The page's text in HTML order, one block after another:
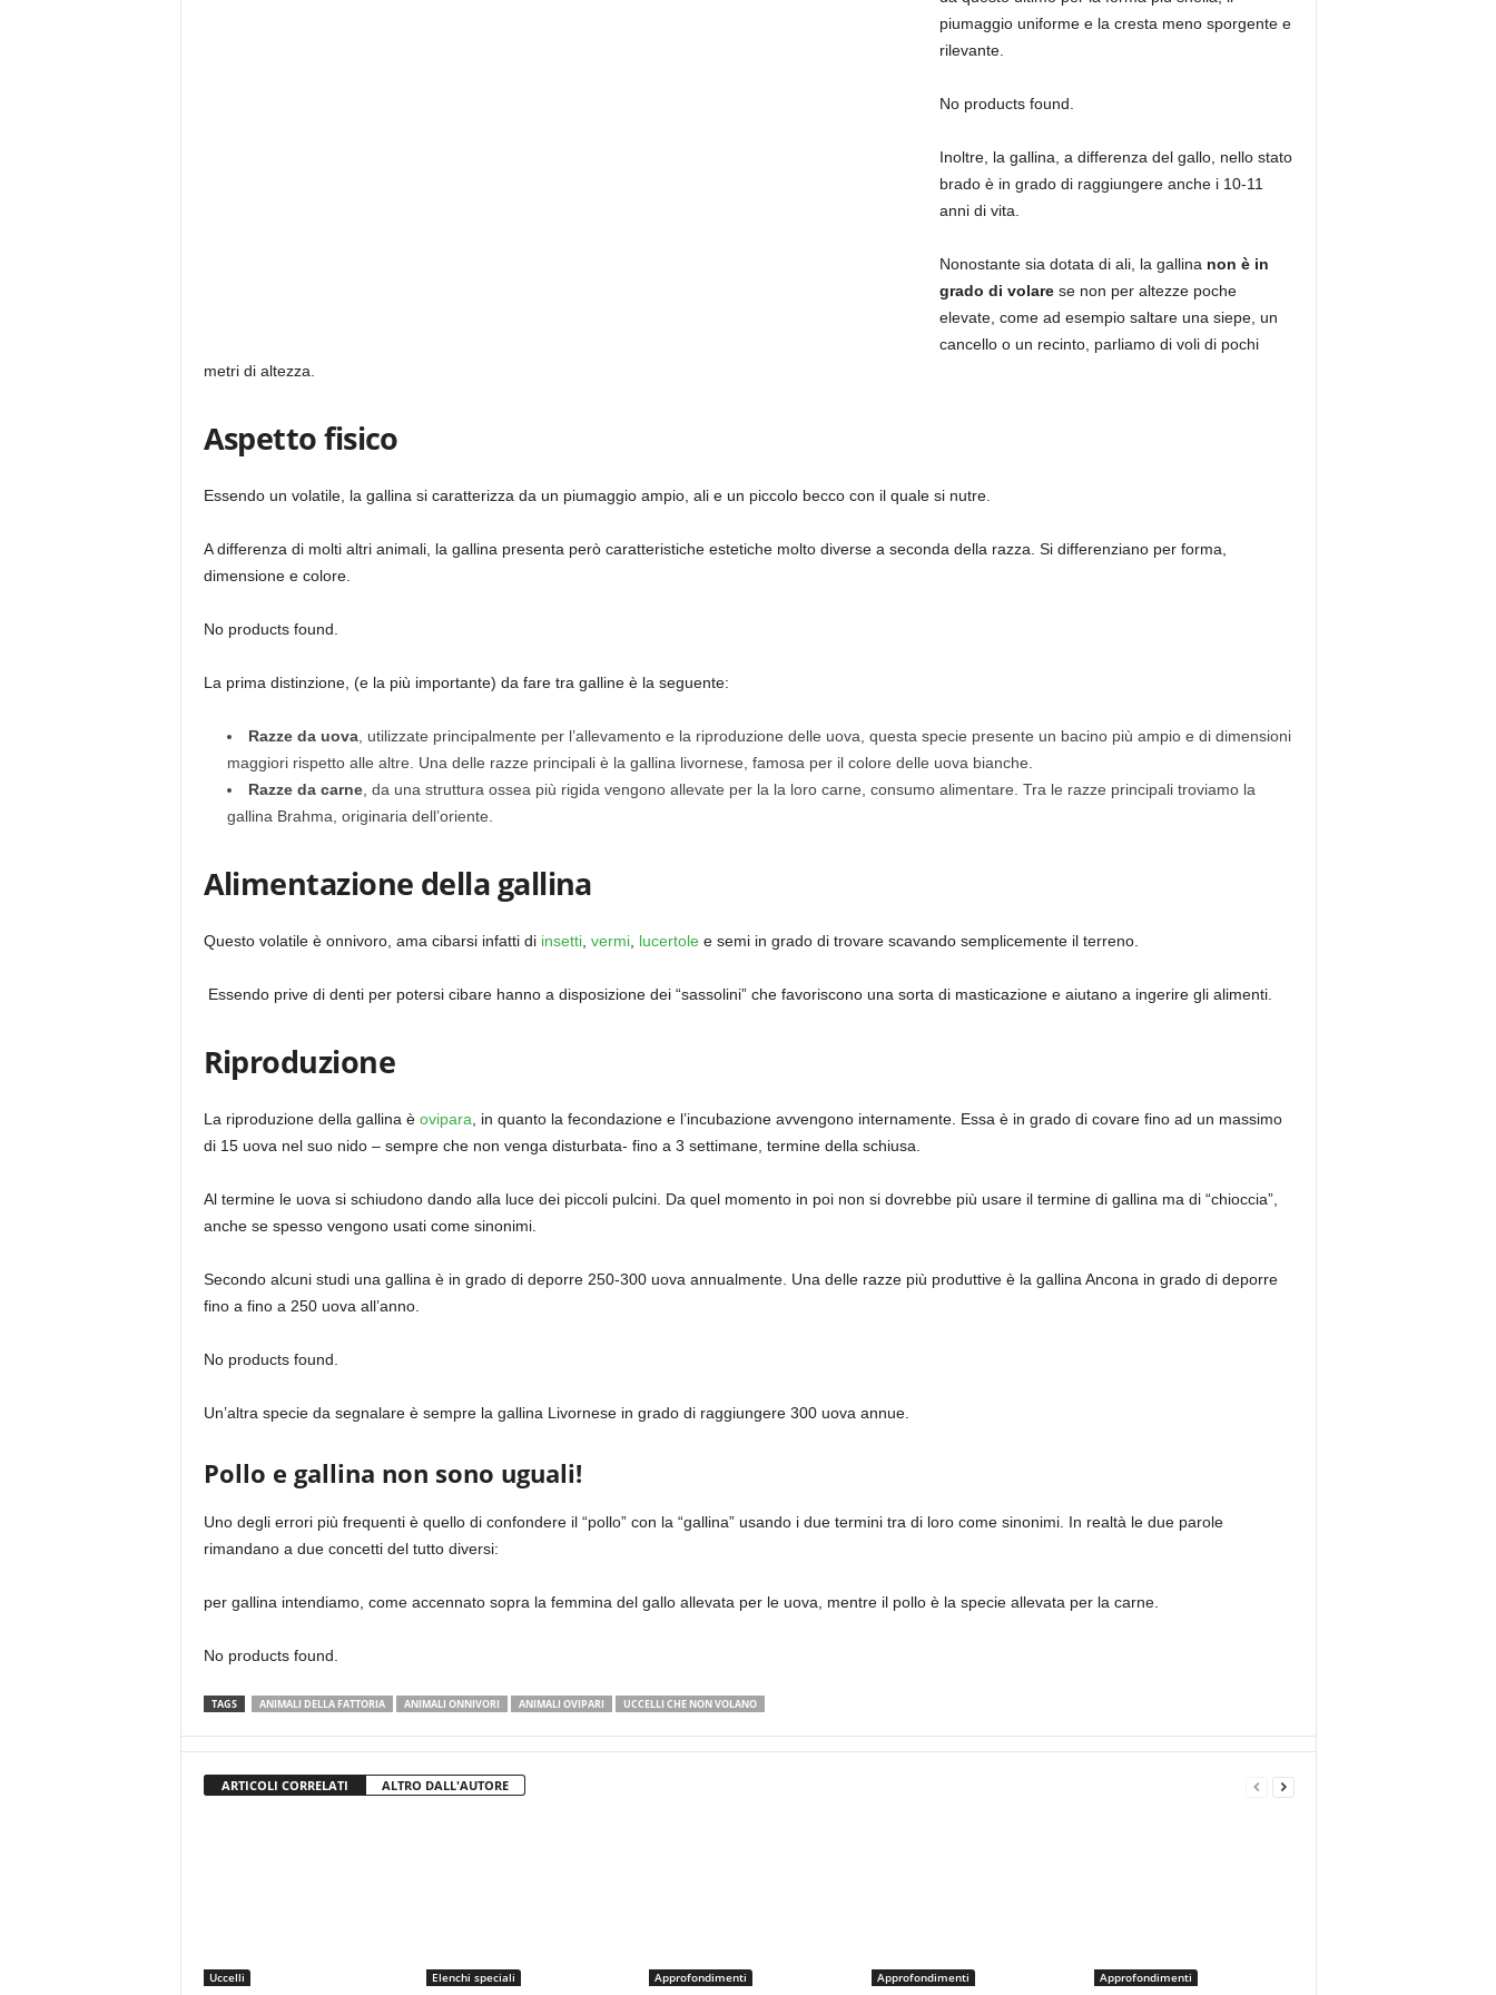
piumaggio uniforme e la cresta meno sporgente e
rilevante.
No products found.
Inoltre, la gallina, a differenza del gallo, nello stato
brado è in grado di raggiungere anche i 10-11
anni di vita.
Nonostante sia dotata di ali, la gallina non è in
grado di volarese non per altezze poche
elevate, come ad esempio saltare una siepe, un
cancello o un recinto, parliamo di voli di pochi
metri di altezza.
Aspetto fisico
Essendo un volatile, la gallina si caratterizza da un piumaggio ampio, ali e un piccolo becco con il quale si nutre.
A differenza di molti altri animali, la gallina presenta però caratteristiche estetiche molto diverse a seconda della razza. Si differenziano per forma,
dimensione e colore.
No products found.
La prima distinzione, (e la più importante) da fare tra galline è la seguente:
Razze da uova, utilizzate principalmente per l’allevamento e la riproduzione delle uova, questa specie presente un bacino più ampio e di dimensioni
maggiori rispetto alle altre. Una delle razze principali è la gallina livornese, famosa per il colore delle uova bianche.
Razze da carne, da una struttura ossea più rigida vengono allevate per la la loro carne, consumo alimentare. Tra le razze principali troviamo la
gallina Brahma, originaria dell’oriente.
Alimentazione della gallina
Questo volatile è onnivoro, ama cibarsi infatti di insetti, vermi, lucertolee semi in grado di trovare scavando semplicemente il terreno.
Essendo prive di denti per potersi cibare hanno a disposizione dei “sassolini” che favoriscono una sorta di masticazione e aiutano a ingerire gli alimenti.
Riproduzione
La riproduzione della gallina è ovipara , in quanto la fecondazione e l’incubazione avvengono internamente. Essa è in grado di covare fino ad un massimo
di 15 uova nel suo nido – sempre che non venga disturbata- fino a 3 settimane, termine della schiusa.
Al termine le uova si schiudono dando alla luce dei piccoli pulcini. Da quel momento in poi non si dovrebbe più usare il termine di gallina ma di “chioccia”,
anche se spesso vengono usati come sinonimi.
Secondo alcuni studi una gallina è in grado di deporre 250-300 uova annualmente. Una delle razze più produttive è la gallina Ancona in grado di deporre
fino a fino a 250 uova all’anno.
No products found.
Un’altra specie da segnalare è sempre la gallina Livornese in grado di raggiungere 300 uova annue.
Pollo e gallina non sono uguali!
Uno degli errori più frequenti è quello di confondere il “pollo” con la “gallina” usando i due termini tra di loro come sinonimi. In realtà le due parole
rimandano a due concetti del tutto diversi:
per gallina intendiamo, come accennato sopra la femmina del gallo allevata per le uova, mentre il pollo è la specie allevata per la carne.
No products found.
TAGS ANIMALI DELLA FATTORIA ANIMALI ONNIVORI ANIMALI OVIPARI UCCELLI CHE NON VOLANO
ARTICOLI CORRELATI ALTRO DALL'AUTORE
Uccelli Elenchi speciali Approfondimenti Approfondimenti Approfondimenti